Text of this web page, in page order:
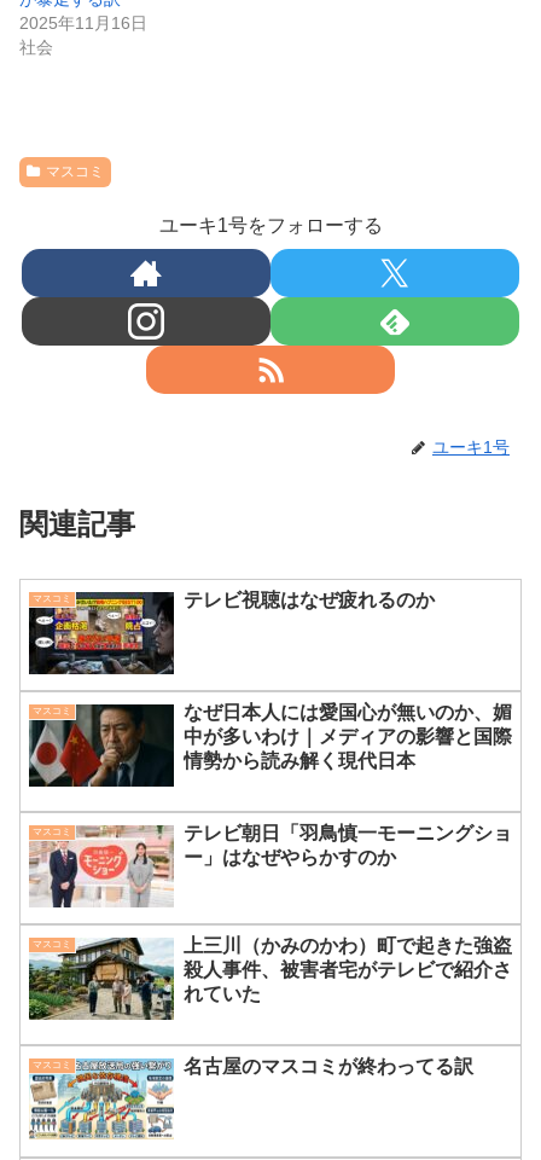
2025年11月16日
社会
マスコミ
ユーキ1号をフォローする
ユーキ1号
関連記事
マスコミ テレビ視聴はなぜ疲れるのか
マスコミ
なぜ日本人には愛国心が無いのか、媚
中が多いわけ｜メディアの影響と国際
情勢から読み解く現代日本
マスコミ
テレビ朝日「羽鳥慎一モーニングショ
ー」はなぜやらかすのか
マスコミ
上三川（かみのかわ）町で起きた強盗
殺人事件、被害者宅がテレビで紹介さ
れていた
マスコミ 名古屋のマスコミが終わってる訳